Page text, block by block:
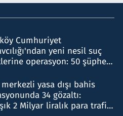
Cumhuriyet
yeni nesil suç
operasyon: 50 şüpheli
yasa dışı bahis
34 gözaltı:
2 Milyar liralık para trafiği